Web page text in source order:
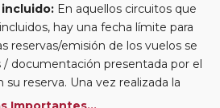
En aquellos circuitos que
hay una fecha límite para
reservas/emisión de los vuelos se
/ documentación presentada por el
reserva. Una vez realizada la
un error posterior en el nombre